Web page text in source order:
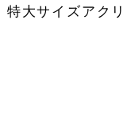
特大サイズアクリ